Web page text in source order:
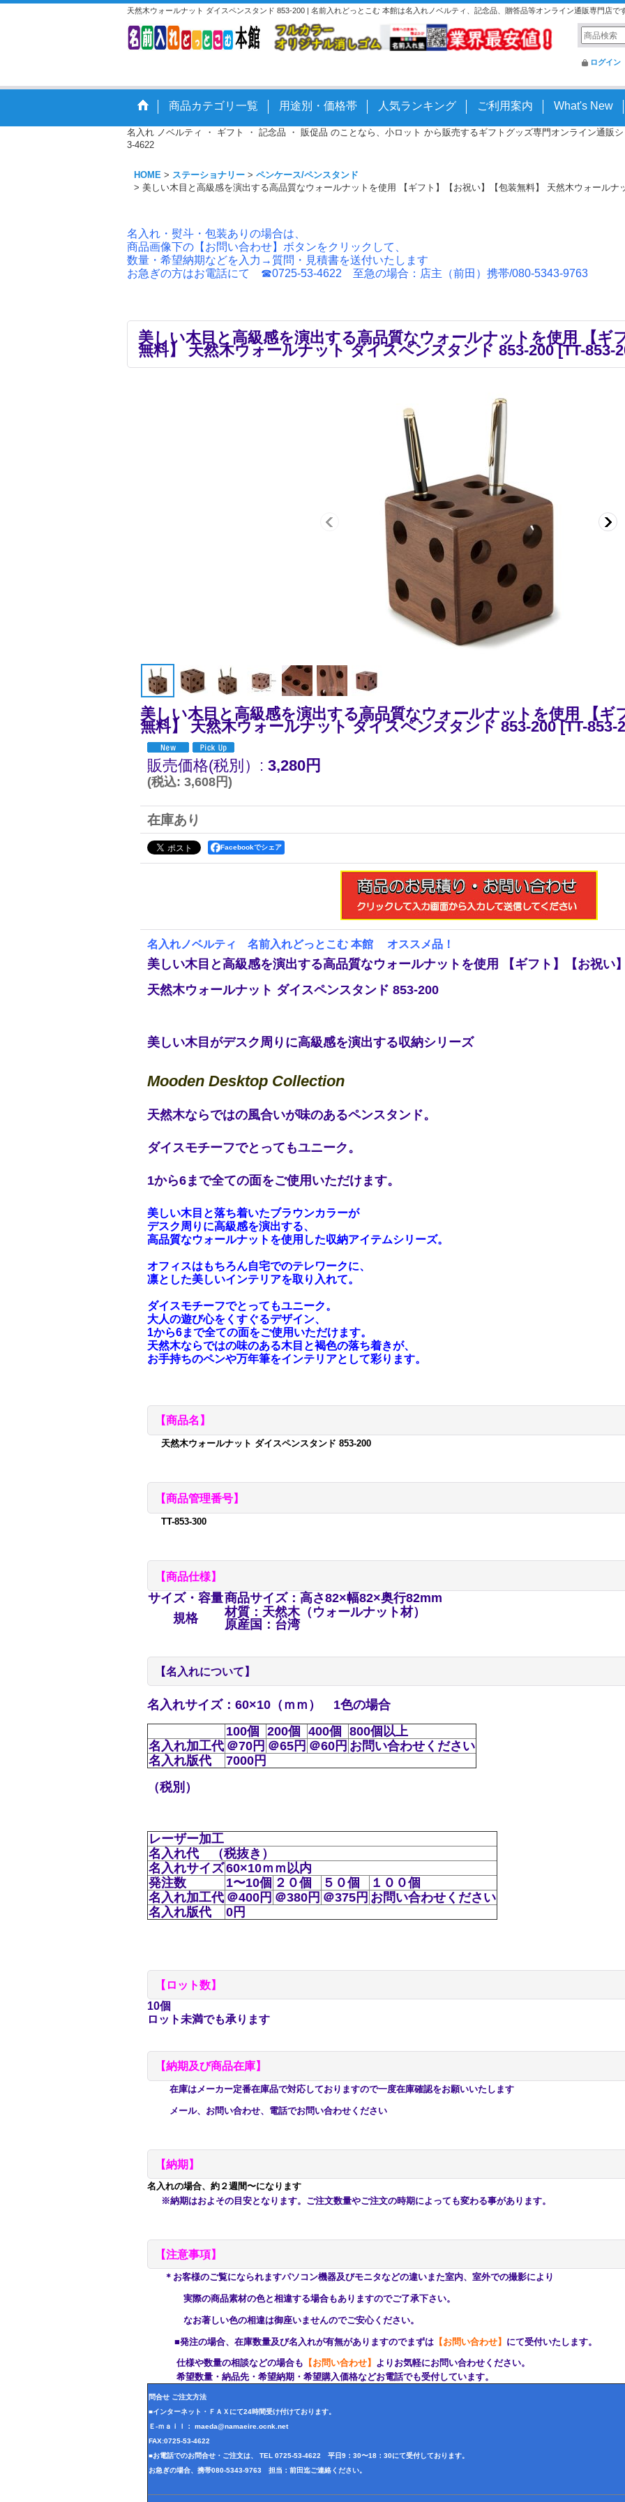
天然木ウォールナット ダイスペンスタンド 853-200 | 名前入れどっとこむ 本館は名入れノベルティ、記念品、贈答品等オンライン通販専門店で
ログイン
商品カテゴリ一覧 用途別・価格帯 人気ランキング ご利用案内 What's New
名入れ ノベルティ ・ ギフト ・ 記念品 ・ 販促品 のことなら、小ロット から販売するギフトグッズ専門オンライン通
3-4622
HOME > ステーショナリー > ペンケース/ペンスタンド
> 美しい木目と高級感を演出する高品質なウォールナットを使用 【ギフト】【お祝い】【包装無料】 天然木ウォールナ
名入れ・熨斗・包装ありの場合は、
商品画像下の【お問い合わせ】ボタンをクリックして、
数量・希望納期などを入力→質問・見積書を送付いたします
お急ぎの方はお電話にて ☎0725-53-4622 至急の場合：店主（前田）携帯/080-5343-9763
美しい木目と高級感を演出する高品質なウォールナットを使用 【ギ
無料】 天然木ウォールナット ダイスペンスタンド 853-200 [TT-853-
美しい木目と高級感を演出する高品質なウォールナットを使用 【ギ
無料】 天然木ウォールナット ダイスペンスタンド 853-200 [TT-853-
販売価格(税別） : 3,280円
(税込: 3,608円)
在庫あり
Facebookでシェア
名入れノベルティ 名前入れどっとこむ 本館 オススメ品！
美しい木目と高級感を演出する高品質なウォールナットを使用 【ギフト】【お祝い
天然木ウォールナット ダイスペンスタンド 853-200
美しい木目がデスク周りに高級感を演出する収納シリーズ
Mooden Desktop Collection
天然木ならではの風合いが味のあるペンスタンド。
ダイスモチーフでとってもユニーク。
1から6まで全ての面をご使用いただけます。
美しい木目と落ち着いたブラウンカラーが
デスク周りに高級感を演出する、
高品質なウォールナットを使用した収納アイテムシリーズ。
オフィスはもちろん自宅でのテレワークに、
凛とした美しいインテリアを取り入れて。
ダイスモチーフでとってもユニーク。
大人の遊び心をくすぐるデザイン、
1から6まで全ての面をご使用いただけます。
天然木ならではの味のある木目と褐色の落ち着きが、
お手持ちのペンや万年筆をインテリアとして彩ります。
【商品名】
天然木ウォールナット ダイスペンスタンド 853-200
【商品管理番号】
TT-853-300
【商品仕様】
サイズ・容量商品サイズ：高さ82×幅82×奥行82mm
規格
材質：天然木（ウォールナット材）
原産国：台湾
【名入れについて】
名入れサイズ：60×10（ｍｍ） 1色の場合
100個
200個 400個
800個以上
名入れ加工代 ＠70円 ＠65円 ＠60円 お問い合わせください
名入れ版代
7000円
（税別）
レーザー加工
名入れ代 （税抜き）
名入れサイズ60×10ｍｍ以内
発注数
1〜10個 ２０個 ５０個
１００個
名入れ加工代 ＠400円 ＠380円 ＠375円 お問い合わせください
名入れ版代
0円
【 ロット数】
10個
ロット未満でも承ります
【納期及び商品在庫】
在庫はメーカー定番在庫品で対応しておりますので一度在庫確認をお願いいたします
メール、お問い合わせ、電話でお問い合わせください
【納期】
名入れの場合、約２週間〜になります
※納期はおよその目安となります。ご注文数量やご注文の時期によっても変わる事があります。
【注意事項】
＊お客様のご覧になられますパソコン機器及びモニタなどの違いまた室内、室外での撮影により
実際の商品素材の色と相違する場合もありますのでご了承下さい。
なお著しい色の相違は御座いませんのでご安心ください。
■発注の場合、在庫数量及び名入れが有無がありますのでまずは 【お問い合わせ】 にて受付いたします。
仕様や数量の相談などの場合も 【お問い合わせ】 よりお気軽にお問い合わせください。
希望数量・納品先・希望納期・希望購入価格などお電話でも受付しています。
問合せ ご注文方法
■インターネット・ＦＡＸにて24時間受け付けております。
Ｅ-ｍａｉｌ： maeda@namaeire.ocnk.net
FAX:0725-53-4622
■お電話でのお問合せ・ご注文は、 TEL 0725-53-4622 平日9：30〜18：30にて受付しております。
お急ぎの場合、携帯080-5343-9763 担当：前田迄ご連絡ください。